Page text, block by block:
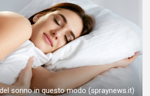
sonno in questo modo (spraynews.it)